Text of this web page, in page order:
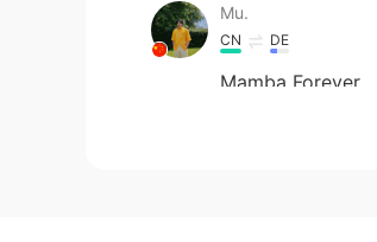
Mu.
CN DE
Mamba Forever.